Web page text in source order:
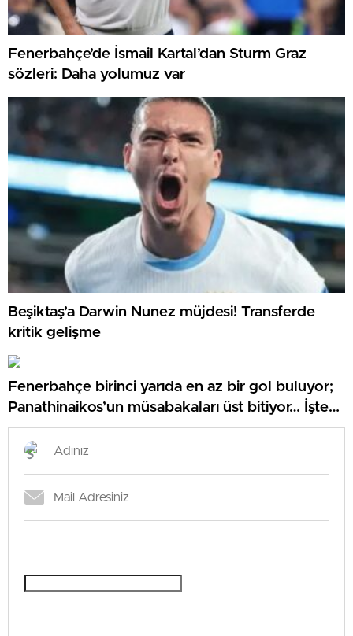
Fenerbahçe’de İsmail Kartal’dan Sturm Graz
sözleri: Daha yolumuz var
Beşiktaş’a Darwin Nunez müjdesi! Transferde
kritik gelişme
Fenerbahçe birinci yarıda en az bir gol buluyor;
Panathinaikos’un müsabakaları üst bitiyor… İşte
Misli’den Günün Tüyoları!